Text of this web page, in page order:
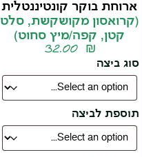
ארוחת בוקר קונטיננטלית
(קרואסון מקושקשת, סלט
קטן, קפה/מיץ סחוט)
32.00 ₪
סוג ביצה
תוספת לביצה